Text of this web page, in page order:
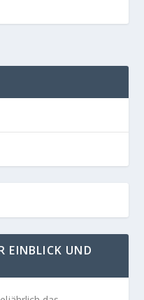
EINBLICK UND